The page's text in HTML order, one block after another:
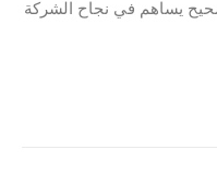
يساهم في نجاح الشركة